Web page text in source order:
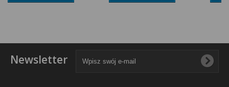
Newsletter